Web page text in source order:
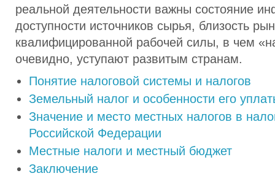
реальной деятельности важны состояние
доступности источников сырья, близость
квалифицированной рабочей силы, в чем
очевидно, уступают развитым странам.
Понятие налоговой системы и налогов
Земельный налог и особенности его
Значение и место местных налогов в
Российской Федерации
Местные налоги и местный бюджет
Заключение